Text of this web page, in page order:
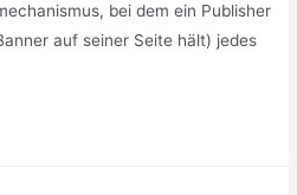
bei dem ein Publisher
auf seiner Seite hält) jedes